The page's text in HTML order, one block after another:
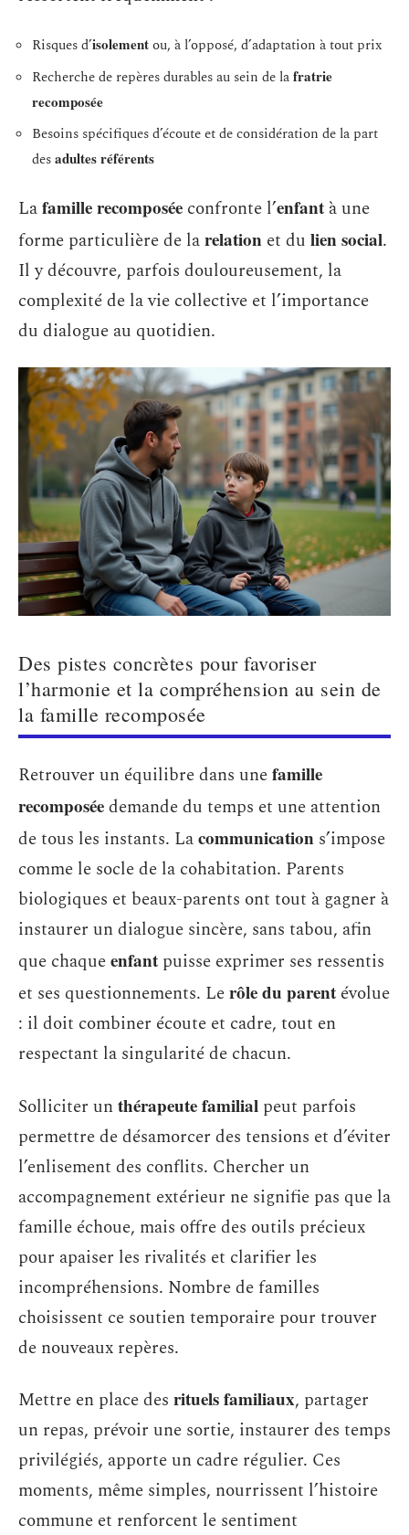
Risques d’isolementou, à l’opposé, d’adaptation à tout prix
Recherche de repères durables au sein de lafratrie
recomposée
Besoins spécifiques d’écoute et de considération de la part
desadultes référents
Lafamille recomposée confronte l’enfant à une
forme particulière de larelation et du lien social.
Il y découvre, parfois douloureusement, la
complexité de la vie collective et l’importance
du dialogue au quotidien.
Des pistes concrètes pour favoriser
l’harmonie et la compréhension au sein de
la famille recomposée
Retrouver un équilibre dans unefamille
recomposéedemande du temps et une attention
de tous les instants. Lacommunication s’impose
comme le socle de la cohabitation. Parents
biologiques et beaux-parents ont tout à gagner à
instaurer un dialogue sincère, sans tabou, afin
que chaqueenfant puisse exprimer ses ressentis
et ses questionnements. Lerôle du parent évolue
: il doit combiner écoute et cadre, tout en
respectant la singularité de chacun.
Solliciter unthérapeute familial peut parfois
permettre de désamorcer des tensions et d’éviter
l’enlisement des conflits. Chercher un
accompagnement extérieur ne signifie pas que la
famille échoue, mais offre des outils précieux
pour apaiser les rivalités et clarifier les
incompréhensions. Nombre de familles
choisissent ce soutien temporaire pour trouver
de nouveaux repères.
Mettre en place des rituels familiaux, partager
un repas, prévoir une sortie, instaurer des temps
privilégiés, apporte un cadre régulier. Ces
moments, même simples, nourrissent l’histoire
commune et renforcent le sentiment